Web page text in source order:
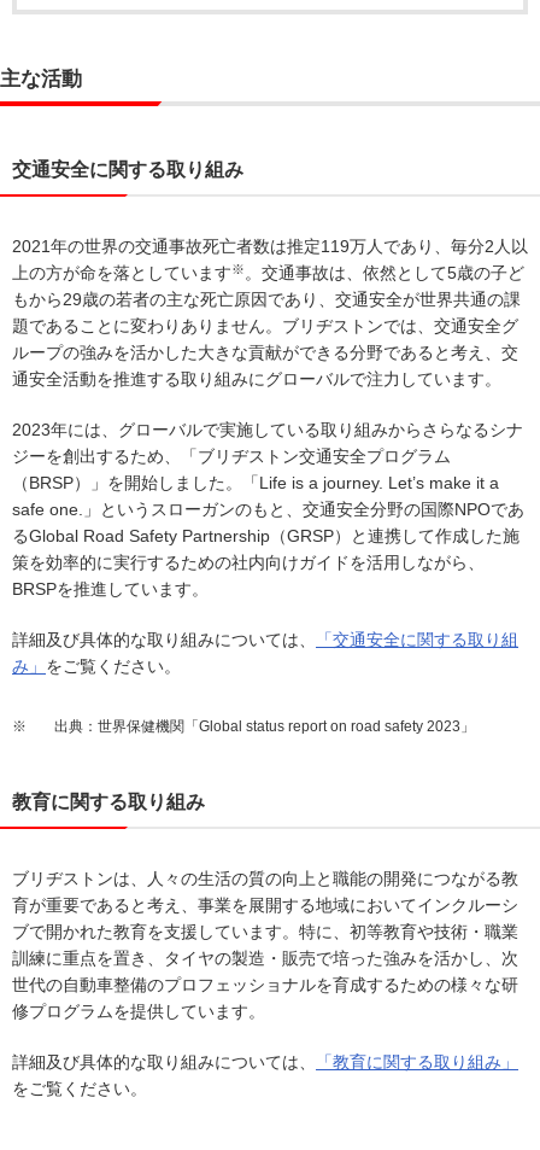
主な活動
交通安全に関する取り組み
2021年の世界の交通事故死亡者数は推定119万人であり、毎分2人以
上の方が命を落としています※ 。交通事故は、依然として5歳の子ど
もから29歳の若者の主な死亡原因であり、交通安全が世界共通の課
題であることに変わりありません。ブリヂストンでは、交通安全グ
ループの強みを活かした大きな貢献ができる分野であると考え、交
通安全活動を推進する取り組みにグローバルで注力しています。
2023年には、グローバルで実施している取り組みからさらなるシナ
ジーを創出するため、「ブリヂストン交通安全プログラム
（BRSP）」を開始しました。「Life is a journey. Let’s make it a
safe one.」というスローガンのもと、交通安全分野の国際NPOであ
るGlobal Road Safety Partnership（GRSP）と連携して作成した施
策を効率的に実行するための社内向けガイドを活用しながら、
BRSPを推進しています。
詳細及び具体的な取り組みについては、
「交通安全に関する取り組
み」 をご覧ください。
※ 出典：世界保健機関「Global status report on road safety 2023」
教育に関する取り組み
ブリヂストンは、人々の生活の質の向上と職能の開発につながる教
育が重要であると考え、事業を展開する地域においてインクルーシ
ブで開かれた教育を支援しています。特に、初等教育や技術・職業
訓練に重点を置き、タイヤの製造・販売で培った強みを活かし、次
世代の自動車整備のプロフェッショナルを育成するための様々な研
修プログラムを提供しています。
詳細及び具体的な取り組みについては、
「教育に関する取り組み」
をご覧ください。